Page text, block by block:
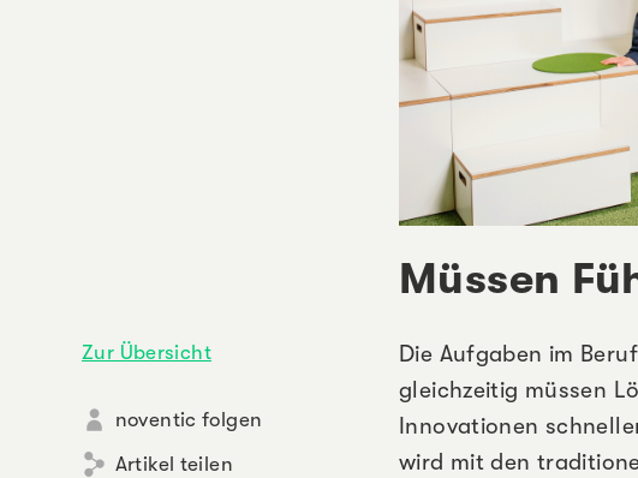
Müssen
Die Aufgaben im
gleichzeitig müssen
Innovationen
wird mit den
Zur Übersicht
noventic folgen
Artikel teilen